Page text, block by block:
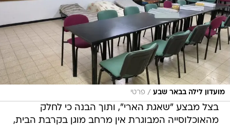
מועדון לילה בבאר שבע / פרטי
בצל מבצע "שאגת הארי", ותוך הבנה כי לחלק
מהאוכלוסייה המבוגרת אין מרחב מוגן בקרבת הבית,